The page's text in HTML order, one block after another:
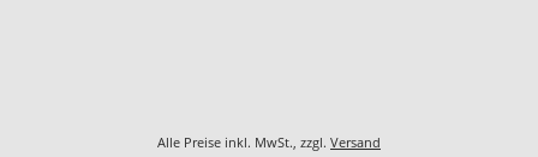
Alle Preise inkl. MwSt., zzgl. Versand